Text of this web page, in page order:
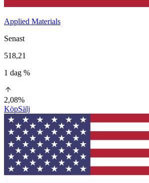
Applied Materials
Senast
518,21
1 dag %
2,08%
KöpSälj